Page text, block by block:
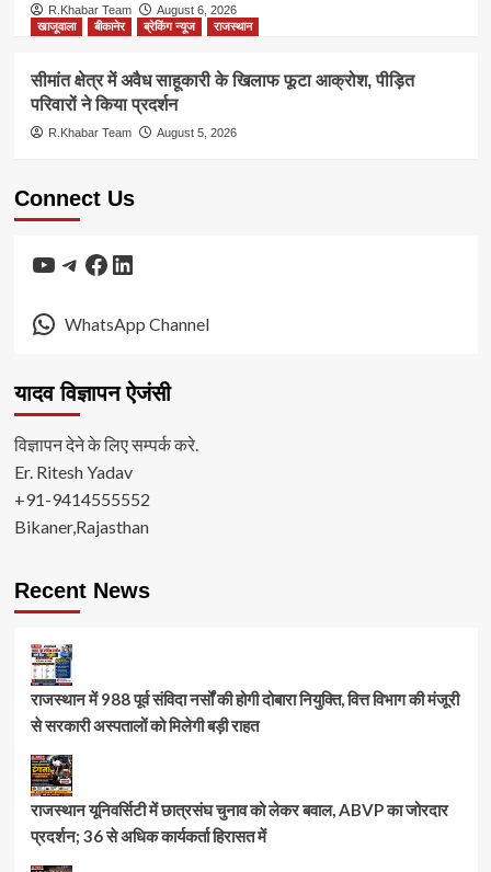
R.Khabar Team
August 6, 2026
खाजूवाला
बीकानेर ब्रेकिंग न्यूज राजस्थान
सीमांत क्षेत्र में अवैध साहूकारी के खिलाफ फूटा आक्रोश, पीड़ित
परिवारों ने किया प्रदर्शन
R.Khabar Team August 5, 2026
Connect Us
YouTube
Telegram
Facebook
LinkedIn
WhatsApp Channel
यादव विज्ञापन ऐजंसी
विज्ञापन देने के लिए सम्पर्क करे.
Er. Ritesh Yadav
+91-9414555552
Bikaner,Rajasthan
Recent News
राजस्थान में 988 पूर्व संविदा नर्सों की होगी दोबारा नियुक्ति, वित्त विभाग की मंजूरी
से सरकारी अस्पतालों को मिलेगी बड़ी राहत
राजस्थान यूनिवर्सिटी में छात्रसंघ चुनाव को लेकर बवाल, ABVP का जोरदार
प्रदर्शन; 36 से अधिक कार्यकर्ता हिरासत में